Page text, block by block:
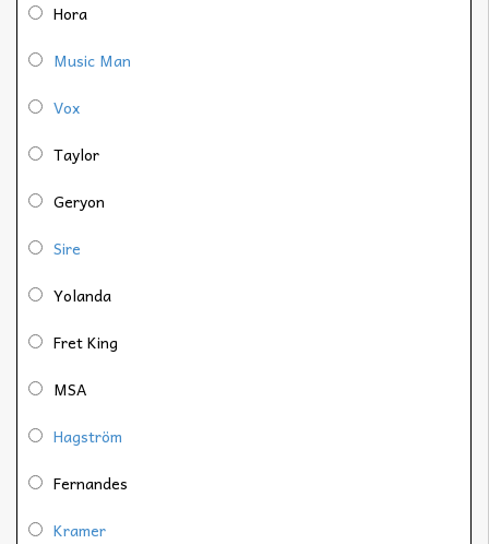
Hora
Music Man
Vox
Taylor
Geryon
Sire
Yolanda
Fret King
MSA
Hagström
Fernandes
Kramer